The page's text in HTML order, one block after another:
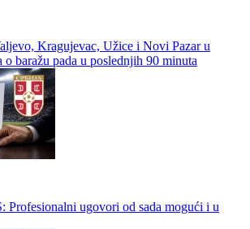
Kragujevac, Užice i Novi Pazar u
o baražu pada u poslednjih 90 minuta
Profesionalni ugovori od sada mogući i u